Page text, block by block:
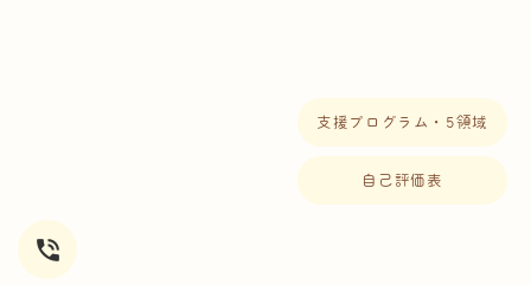
phone_in_talk
支援プログラム・5領域
自己評価表